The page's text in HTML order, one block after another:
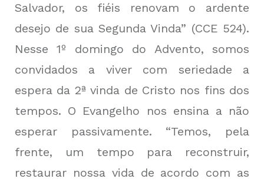
Salvador, os fiéis renovam o ardente
desejo de sua Segunda Vinda” (CCE 524).
Nesse 1º domingo do Advento, somos
convidados a viver com seriedade a
espera da 2ª vinda de Cristo nos fins dos
tempos. O Evangelho nos ensina a não
esperar passivamente. “Temos, pela
frente, um tempo para reconstruir,
restaurar nossa vida de acordo com as